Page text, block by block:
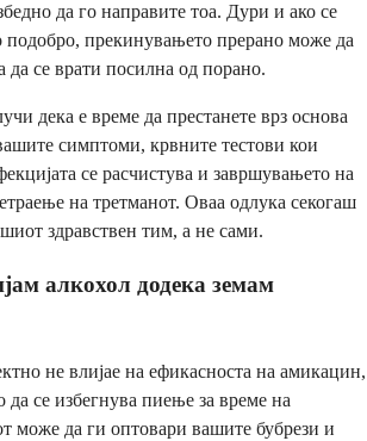
да го направите тоа. Дури и ако се
подобро, прекинувањето прерано може да
да се врати посилна од порано.
дека е време да престанете врз основа
симптоми, крвните тестови кои
се расчистува и завршувањето на
на третманот. Оваа одлука секогаш
здравствен тим, а не сами.
алкохол додека земам
не влијае на ефикасноста на амикацин,
да се избегнува пиење за време на
може да ги оптовари вашите бубрези и